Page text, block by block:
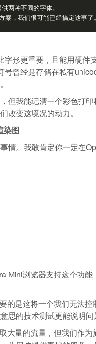
两种不同的字体。
，我们很可能已经搞定这事了。
形更重要，且能用硬件
号曾经是存储在私有
但我能记清一个彩色打
改变这境况的动力。
染图
情。我敢肯定你一定在
Mini浏览器支持这个功能
的是这将一个我们无法
思的技术测试更能说明问
大量的流量，但我们作